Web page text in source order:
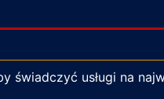
świadczyć usługi na